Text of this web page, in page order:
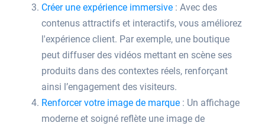
Créer une expérience immersive : Avec des
contenus attractifs et interactifs, vous améliorez
l'expérience client. Par exemple, une boutique
peut diffuser des vidéos mettant en scène ses
produits dans des contextes réels, renforçant
ainsi l’engagement des visiteurs.
Renforcer votre image de marque : Un affichage
moderne et soigné reflète une image de